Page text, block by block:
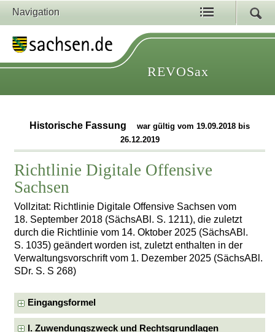
Navigation
REVOSax
Historische Fassung
war gültig vom 19.09.2018 bis
26.12.2019
Richtlinie Digitale Offensive
Sachsen
Vollzitat: Richtlinie Digitale Offensive Sachsen vom
18. September 2018 (SächsABl. S. 1211), die zuletzt
durch die Richtlinie vom 14. Oktober 2025 (SächsABl.
S. 1035) geändert worden ist, zuletzt enthalten in der
Verwaltungsvorschrift vom 1. Dezember 2025 (SächsABl.
SDr. S. S 268)
Eingangsformel
I. Zuwendungszweck und Rechtsgrundlagen